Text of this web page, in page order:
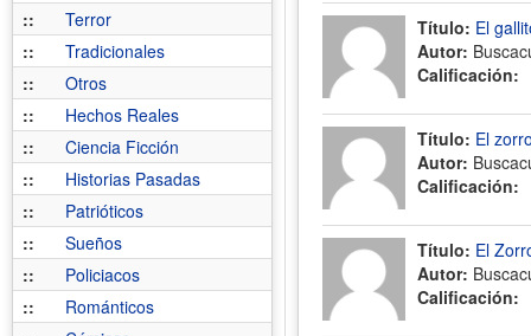
::
Terror
::
Tradicionales
::
Otros
::
Hechos Reales
::
Ciencia Ficción
::
Historias Pasadas
::
Patrióticos
::
Sueños
::
Policiacos
::
Románticos
Título: El
Autor:
Calificación:
Título: El
Autor:
Calificación:
Título: El
Autor:
Calificación: